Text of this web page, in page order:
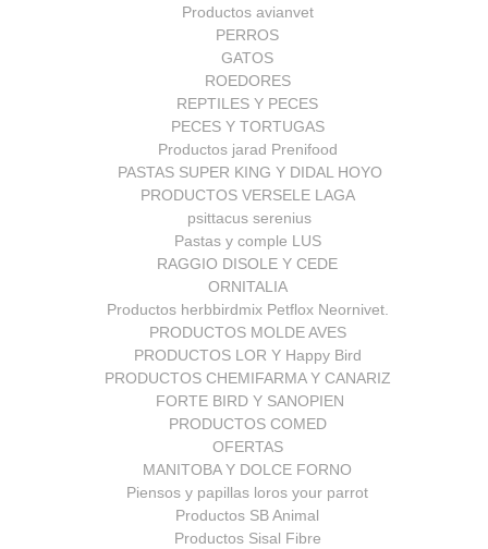
Productos avianvet
PERROS
GATOS
ROEDORES
REPTILES Y PECES
PECES Y TORTUGAS
Productos jarad Prenifood
PASTAS SUPER KING Y DIDAL HOYO
PRODUCTOS VERSELE LAGA
psittacus serenius
Pastas y comple LUS
RAGGIO DISOLE Y CEDE
ORNITALIA
Productos herbbirdmix Petflox Neornivet.
PRODUCTOS MOLDE AVES
PRODUCTOS LOR Y Happy Bird
PRODUCTOS CHEMIFARMA Y CANARIZ
FORTE BIRD Y SANOPIEN
PRODUCTOS COMED
OFERTAS
MANITOBA Y DOLCE FORNO
Piensos y papillas loros your parrot
Productos SB Animal
Productos Sisal Fibre